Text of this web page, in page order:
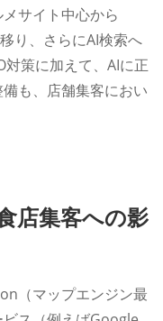
サイト中心から
り、さらにAI検索へ
対策に加えて、AIに正
も、店舗集客におい
店集客への影
（マップエンジン最